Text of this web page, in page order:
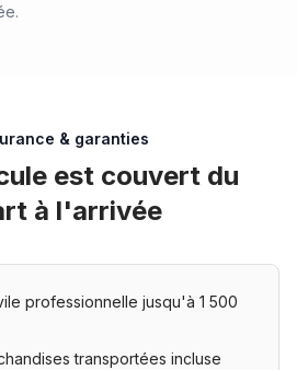
& garanties
est couvert du
à l'arrivée
professionnelle jusqu'à 1 500
transportées incluse